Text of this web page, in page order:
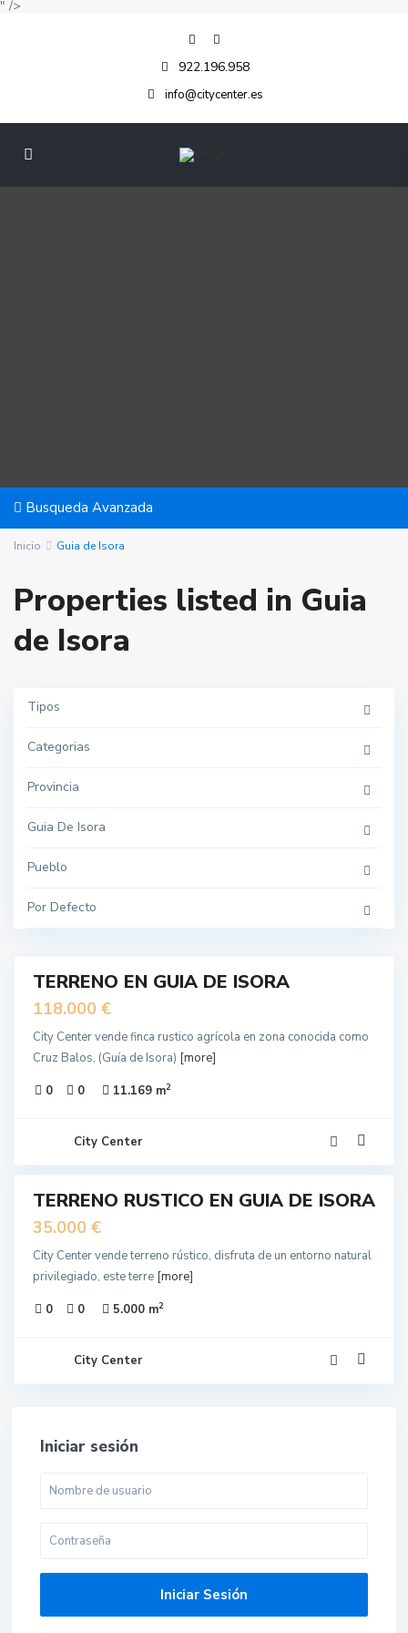
" />
922.196.958
info@citycenter.es
Busqueda Avanzada
Inicio Guia de Isora
Properties listed in Guia
de Isora
Tipos
Categorias
Provincia
Guia De Isora
Pueblo
Por Defecto
10
TERRENO EN GUIA DE ISORA
118.000 €
City Center vende finca rustico agrícola en zona conocida como
Cruz Balos, (Guía de Isora) [more]
0
0 11.169 m2
City Center
TERRENO RUSTICO EN GUIA DE ISORA
35.000 €
City Center vende terreno rústico, disfruta de un entorno natural
privilegiado, este terre [more]
0
0 5.000 m2
City Center
Iniciar sesión
Iniciar Sesión